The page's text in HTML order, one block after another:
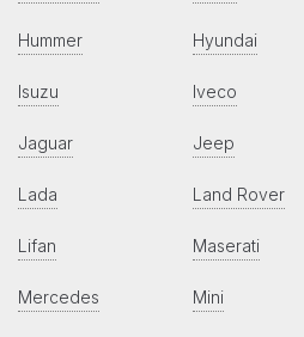
Hummer Hyundai
Isuzu Iveco
Jaguar Jeep
Lada Land Rover
Lifan Maserati
Mercedes Mini